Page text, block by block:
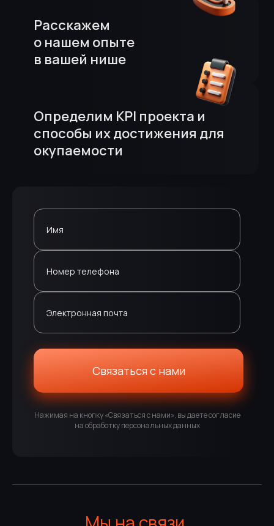
Расскажем
о нашем опыте
в вашей нише
Определим KPI проекта и
способы их достижения для
окупаемости
Имя
Номер телефона
Электронная почта
Связаться с нами
Нажимая на кнопку «Связаться с нами», вы даете согласие
на обработку персональных данных